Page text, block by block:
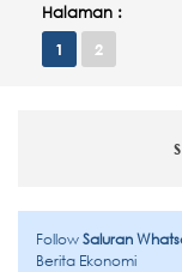
Halaman :
1 2
FollowSaluran
Berita Ekonomi